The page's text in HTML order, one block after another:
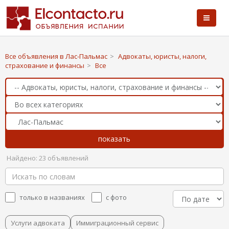
Все объявления в Лас-Пальмас > Адвокаты, юристы, налоги,
страхование и финансы > Все
Найдено: 23 объявлений
только в названиях с фото
Услуги адвоката Иммиграционный сервис